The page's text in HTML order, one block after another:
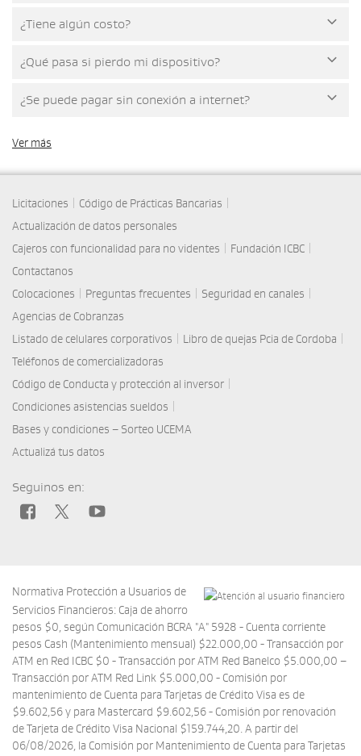
¿Tiene algún costo?
¿Qué pasa si pierdo mi dispositivo?
¿Se puede pagar sin conexión a internet?
Ver más
Licitaciones Código de Prácticas Bancarias
Actualización de datos personales
Cajeros con funcionalidad para no videntes
Fundación ICBC
Contactanos
Colocaciones
Preguntas frecuentes Seguridad en canales
Agencias de Cobranzas
Listado de celulares corporativos
Libro de quejas Pcia de Cordoba
Teléfonos de comercializadoras
Código de Conducta y protección al inversor
Condiciones asistencias sueldos
Bases y condiciones – Sorteo UCEMA
Actualizá tus datos
Seguinos en:
Normativa Protección a Usuarios de
Servicios Financieros: Caja de ahorro
pesos $0, según Comunicación BCRA "A" 5928 - Cuenta corriente
pesos Cash (Mantenimiento mensual) $22.000,00 - Transacción por
ATM en Red ICBC $0 - Transacción por ATM Red Banelco $5.000,00 –
Transacción por ATM Red Link $5.000,00 - Comisión por
mantenimiento de Cuenta para Tarjetas de Crédito Visa es de
$9.602,56 y para Mastercard $9.602,56 - Comisión por renovación
de Tarjeta de Crédito Visa Nacional $159.744,20. A partir del
06/08/2026, la Comisión por Mantenimiento de Cuenta para Tarjetas